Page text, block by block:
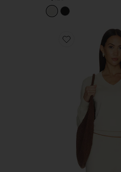
Favorite СВИТЕР